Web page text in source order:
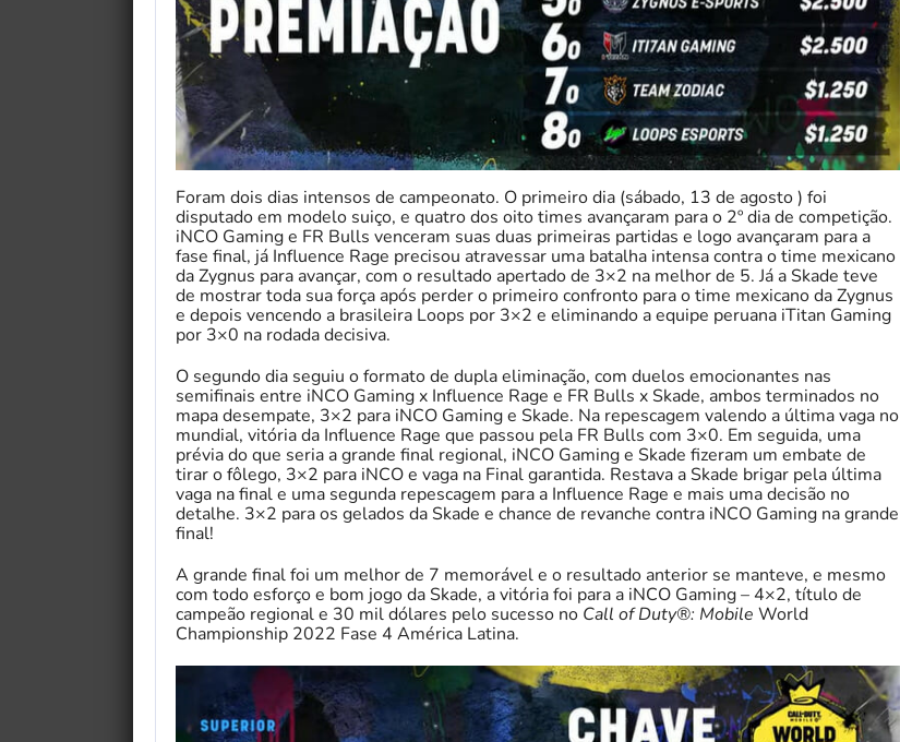
Foram dois dias intensos de campeonato. O primeiro dia (sábado, 13 de agosto ) foi
disputado em modelo suiço, e quatro dos oito times avançaram para o 2º dia de competição.
iNCO Gaming e FR Bulls venceram suas duas primeiras partidas e logo avançaram para a
fase final, já Influence Rage precisou atravessar uma batalha intensa contra o time mexicano
da Zygnus para avançar, com o resultado apertado de 3×2 na melhor de 5. Já a Skade teve
de mostrar toda sua força após perder o primeiro confronto para o time mexicano da Zygnus
e depois vencendo a brasileira Loops por 3×2 e eliminando a equipe peruana iTitan Gaming
por 3×0 na rodada decisiva.
O segundo dia seguiu o formato de dupla eliminação, com duelos emocionantes nas
semifinais entre iNCO Gaming x Influence Rage e FR Bulls x Skade, ambos terminados no
mapa desempate, 3×2 para iNCO Gaming e Skade. Na repescagem valendo a última vaga no
mundial, vitória da Influence Rage que passou pela FR Bulls com 3×0. Em seguida, uma
prévia do que seria a grande final regional, iNCO Gaming e Skade fizeram um embate de
tirar o fôlego, 3×2 para iNCO e vaga na Final garantida. Restava a Skade brigar pela última
vaga na final e uma segunda repescagem para a Influence Rage e mais uma decisão no
detalhe. 3×2 para os gelados da Skade e chance de revanche contra iNCO Gaming na grande
final!
A grande final foi um melhor de 7 memorável e o resultado anterior se manteve, e mesmo
com todo esforço e bom jogo da Skade, a vitória foi para a iNCO Gaming – 4×2, título de
campeão regional e 30 mil dólares pelo sucesso no Call of Duty®: Mobile World
Championship 2022 Fase 4 América Latina.